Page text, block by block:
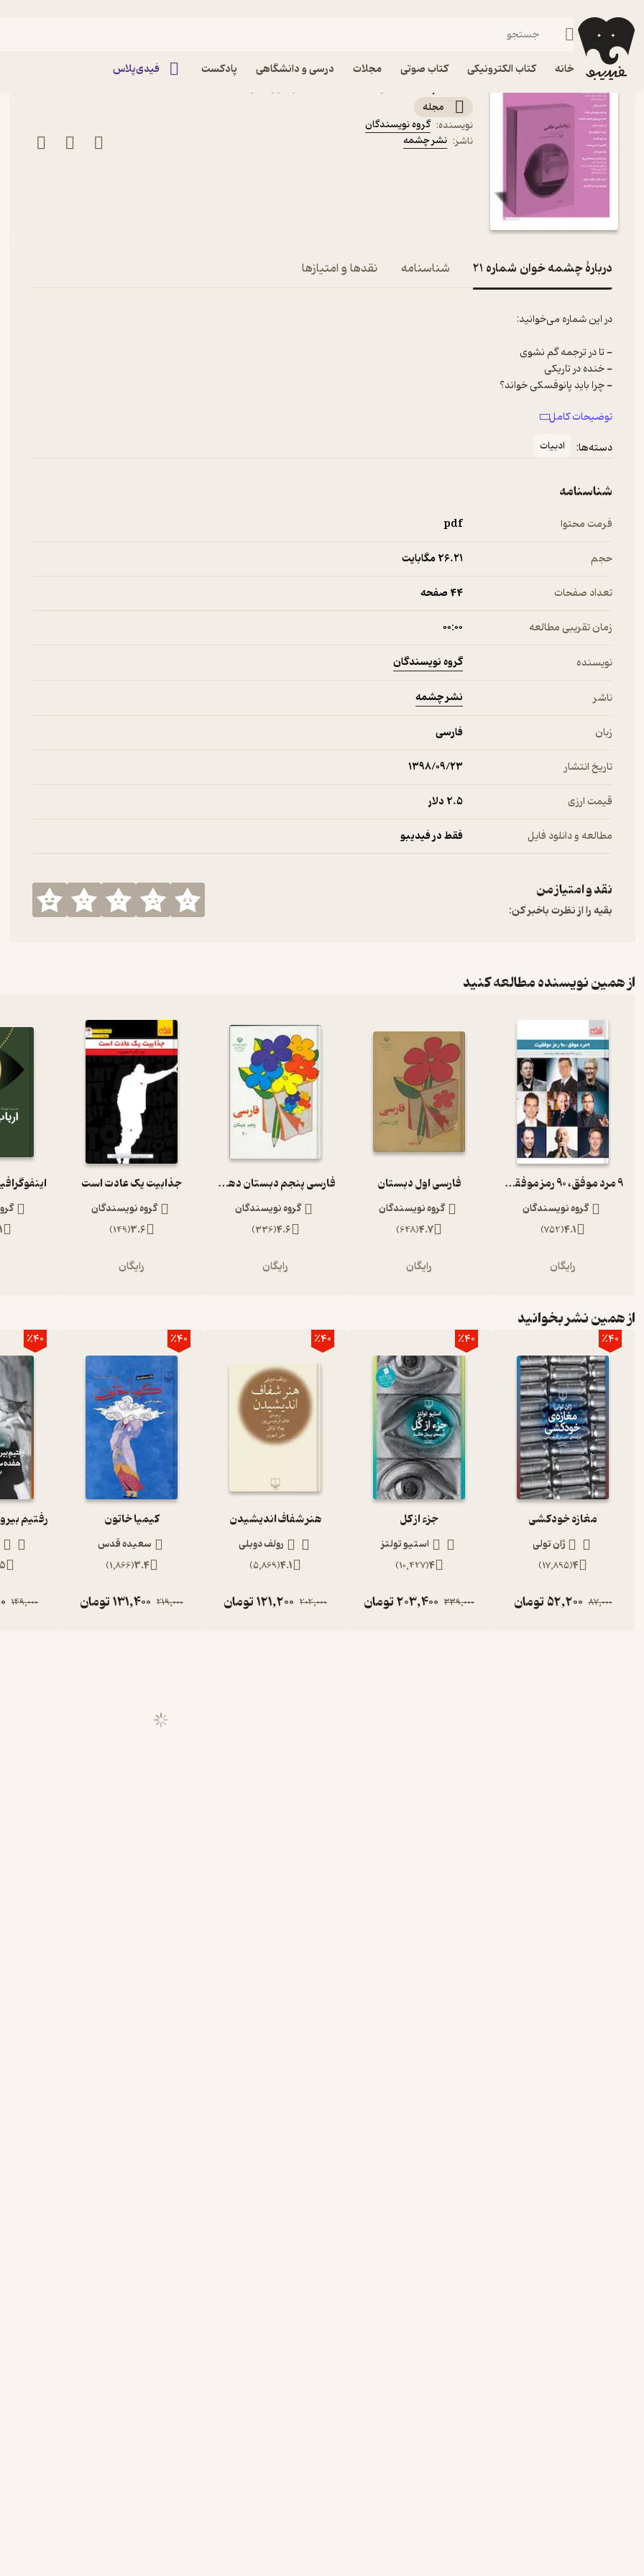
خانه کتاب الکترونیکی کتاب صوتی مجلات درسی و دانشگاهی پادکست فیدی‌پلاس
فیدیبو مجله و نشریه
مجله
نویسنده: گروه نویسندگان
ناشر: نشر چشمه
دربارۀ چشمه خوان شماره 21 شناسنامه نقدها و امتیازها
- سفر به آمریکای دیگر
توضیحات کامل
دسته‌ها:
ادبیات
شناسنامه
فرمت محتوا pdf
حجم 26.۲۱ مگابایت
تعداد صفحات 44 صفحه
زمان تقریبی مطالعه ۰۰:۰۰
نویسنده گروه نویسندگان
ناشر نشر چشمه
زبان فارسی
تاریخ انتشار ۱۳۹۸/۰۹/۲۳
قیمت ارزی 2.۵ دلار
مطالعه و دانلود فایل فقط در فیدیبو
نقد و امتیاز من
بقیه را از نظرت باخبر کن:
از همین نویسنده مطالعه کنید
9 مرد موفق، 90 رمز موفقیت
گروه نویسندگان
4.1
(
752
)
رایگان
فارسی اول دبستان
گروه نویسندگان
4.7
(
648
)
رایگان
فارسی پنجم دبستان دهه 60
گروه نویسندگان
4.6
(
336
)
رایگان
جذابیت یک عادت است
گروه نویسندگان
3.6
(
149
)
رایگان
از همین نشر بخوانید
٪40
مغازه خودکشی
ژان تولی
4
(
17,895
)
87,000
52,200تومان
٪40
جزء از کل
استیو تولتز
4
(
10,427
)
339,000
203,400تومان
٪40
هنر شفاف اندیشیدن
رولف دوبلی
4.1
(
5,869
)
202,000
121,200تومان
٪40
کیمیا خاتون
سعیده قدس
3.4
(
1,866
)
219,000
131,400تومان
٪40
149,000